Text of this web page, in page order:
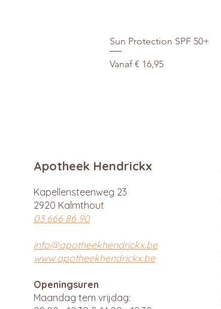
Sun Protection SPF 50+
Vanaf € 16,95
Verkoopprijs
Apotheek Hendrickx
Kapellensteenweg 23
2920 Kalmthout
03 666 86 90
info@apotheekhendrickx.be
www.apotheekhendrickx.be
Openingsuren
Maandag tem vrijdag: